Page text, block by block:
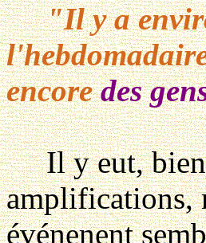
"Il y a
encoredes
Il y eut, bien
amplifications,
événenent